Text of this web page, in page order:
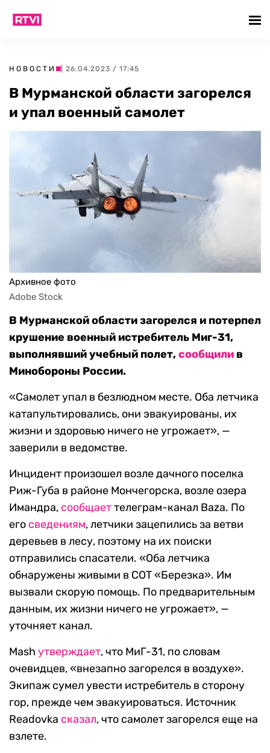
НОВОСТИ | 26.04.2023 / 17:45
В Мурманской области загорелся
и упал военный самолет
Архивное фото
Adobe Stock
В Мурманской области загорелся и потерпел
крушение военный истребитель Миг-31,
выполнявший учебный полет,сообщили в
Минобороны России.
«Самолет упал в безлюдном месте. Оба летчика
катапультировались, они эвакуированы, их
жизни и здоровью ничего не угрожает», —
заверили в ведомстве.
Инцидент произошел возле дачного поселка
Риж-Губа в районе Мончегорска, возле озера
Имандра, сообщаеттелеграм-канал Baza. По
его сведениям, летчики зацепились за ветви
деревьев в лесу, поэтому на их поиски
отправились спасатели. «Оба летчика
обнаружены живыми в СОТ «Березка». Им
вызвали скорую помощь. По предварительным
данным, их жизни ничего не угрожает», —
уточняет канал.
Мash утверждает, что МиГ-31, по словам
очевидцев, «внезапно загорелся в воздухе».
Экипаж сумел увести истребитель в сторону
гор, прежде чем эвакуироваться. Источник
Readovka сказал, что самолет загорелся еще на
взлете.